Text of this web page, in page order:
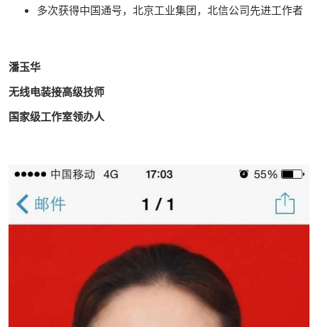
多次获得中国通号，北京工业集团，北信公司先进工作者
潘玉华
无线电装接高级技师
国家级工作室领办人